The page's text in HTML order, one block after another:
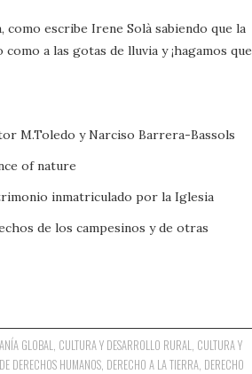
escribe Irene Solà sabiendo que la
a las gotas de lluvia y ¡hagamos que
M.Toledo y Narciso Barrera-Bassols
of nature
inmatriculado por la Iglesia
de los campesinos y de otras
GLOBAL CULTURA Y DESARROLLO RURAL CULTURA Y
DERECHOS HUMANOS DERECHO A LA TIERRA DERECHO